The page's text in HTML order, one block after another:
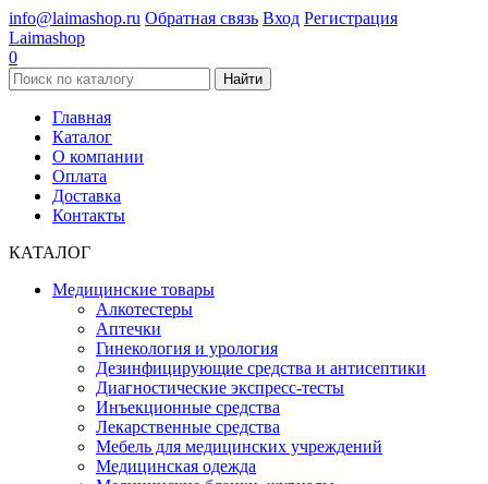
info@laimashop.ru Обратная связь Вход Регистрация
Laimashop
0
Найти
Главная
Каталог
О компании
Оплата
Доставка
Контакты
КАТАЛОГ
Медицинские товары
Алкотестеры
Аптечки
Гинекология и урология
Дезинфицирующие средства и антисептики
Диагностические экспресс-тесты
Инъекционные средства
Лекарственные средства
Мебель для медицинских учреждений
Медицинская одежда